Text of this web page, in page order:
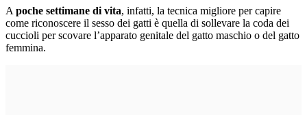
A poche settimane di vita, infatti, la tecnica migliore per capire
come riconoscere il sesso dei gatti è quella di sollevare la coda dei
cuccioli per scovare l’apparato genitale del gatto maschio o del gatto
femmina.